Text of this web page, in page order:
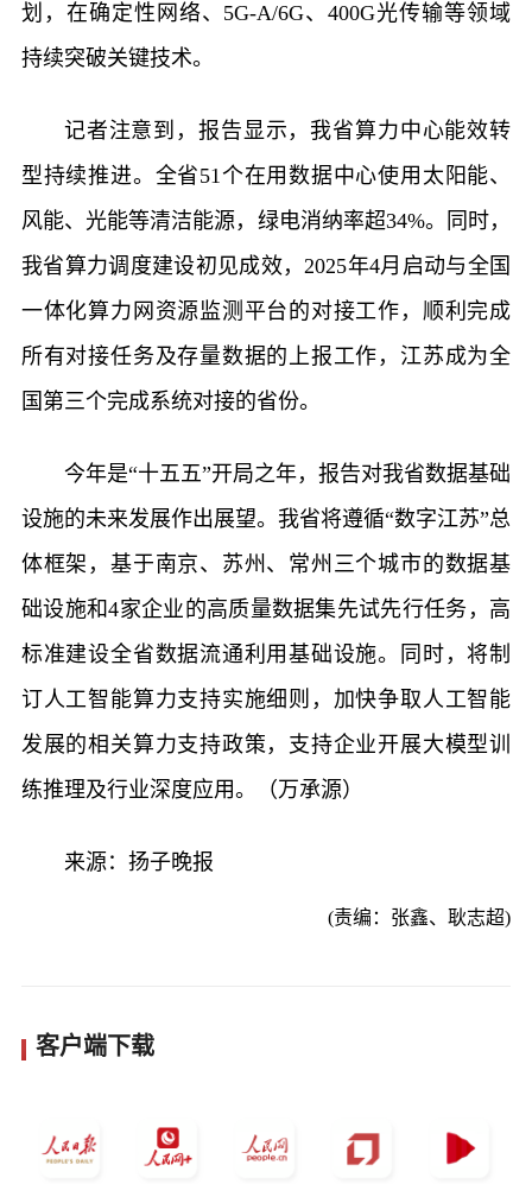
划，在确定性网络、5G-A/6G、400G光传输等领域
持续突破关键技术。
记者注意到，报告显示，我省算力中心能效转
型持续推进。全省51个在用数据中心使用太阳能、
风能、光能等清洁能源，绿电消纳率超34%。同时，
我省算力调度建设初见成效，2025年4月启动与全国
一体化算力网资源监测平台的对接工作，顺利完成
所有对接任务及存量数据的上报工作，江苏成为全
国第三个完成系统对接的省份。
今年是“十五五”开局之年，报告对我省数据基础
设施的未来发展作出展望。我省将遵循“数字江苏”总
体框架，基于南京、苏州、常州三个城市的数据基
础设施和4家企业的高质量数据集先试先行任务，高
标准建设全省数据流通利用基础设施。同时，将制
订人工智能算力支持实施细则，加快争取人工智能
发展的相关算力支持政策，支持企业开展大模型训
练推理及行业深度应用。（万承源）
来源：扬子晚报
(责编：张鑫、耿志超)
客户端下载